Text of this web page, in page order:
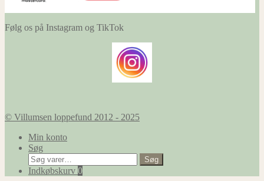
Følg os på Instagram og TikTok
© Villumsen loppefund 2012 - 2025
Min konto
Søg
Søg
efter:
Søg
Indkøbskurv 0